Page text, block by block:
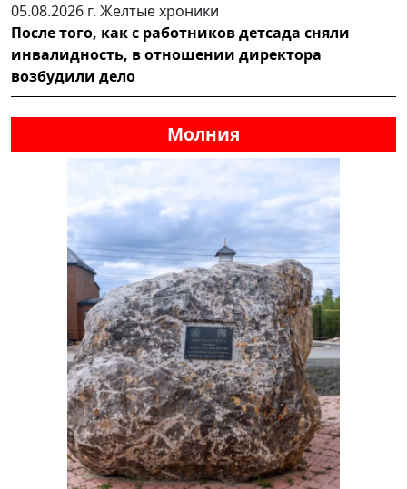
05.08.2026 г. Желтые хроники
После того, как с работников детсада сняли
инвалидность, в отношении директора
возбудили дело
Молния